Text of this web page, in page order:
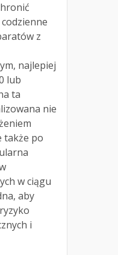
z
najlepiej
lub
ta
nie
także po
w ciągu
aby
i